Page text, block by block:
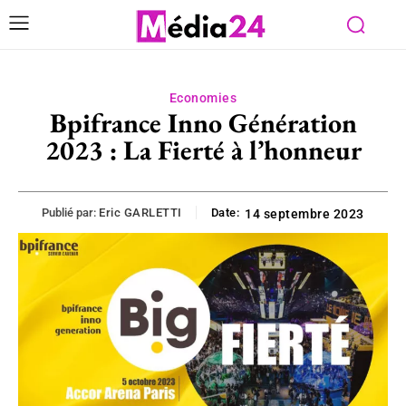
Economies
Bpifrance Inno Génération
2023 : La Fierté à l’honneur
Publié par: Eric GARLETTI Date: 14 septembre 2023